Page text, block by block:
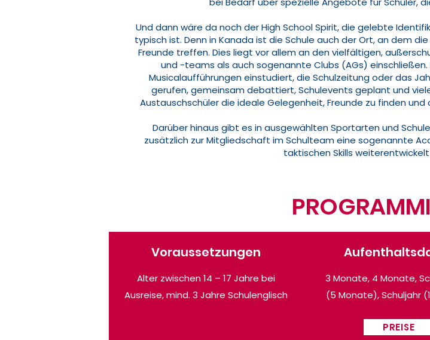
Und dann wäre da noch der High School Spirit, die gelebte
typisch ist. Denn in Kanada ist die Schule auch der Ort, an dem
Freunde treffen. Dies liegt vor allem an den vielfältigen,
und -teams als auch sogenannte Clubs (AGs)
Musicalaufführungen einstudiert, die Schulzeitung oder das
gerufen, gemeinsam debattiert, Schulevents geplant und
Austauschschüler die ideale Gelegenheit, Freunde zu finden
Darüber hinaus gibt es in ausgewählten Sportarten und
zusätzlich zur Mitgliedschaft im Schulteam eine sogenannte
taktischen Skills
Voraussetzungen
Alter zwischen 14 – 17 Jahre bei
Ausreise, mind. 3 Jahre Schulenglisch
3 Monate, 4 Monate,
(5 Monate), Schuljahr
PREISE